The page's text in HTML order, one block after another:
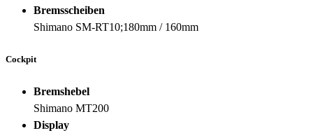
Bremsscheiben
Shimano SM-RT10;180mm / 160mm
Cockpit
Bremshebel
Shimano MT200
Display